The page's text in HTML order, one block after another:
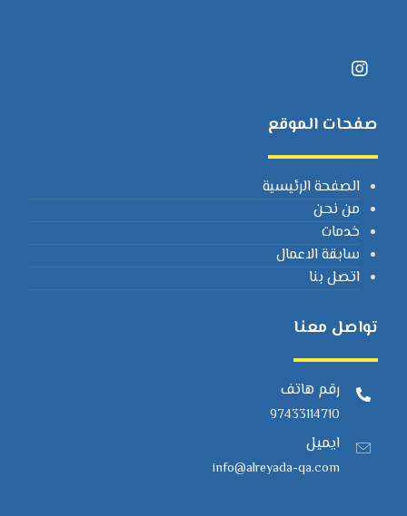
صفحات الموقع
الصفحة الرئيسية
من نحن
خدمات
سابقة الاعمال
اتصل بنا
تواصل معنا
رقم هاتف
97433114710
ايميل
info@alreyada-qa.com